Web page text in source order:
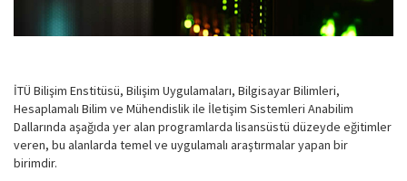
İTÜ Bilişim Enstitüsü, Bilişim Uygulamaları, Bilgisayar Bilimleri,
Hesaplamalı Bilim ve Mühendislik ile İletişim Sistemleri Anabilim
Dallarında aşağıda yer alan programlarda lisansüstü düzeyde eğitimler
veren, bu alanlarda temel ve uygulamalı araştırmalar yapan bir
birimdir.